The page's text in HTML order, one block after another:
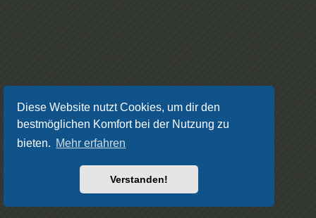
Diese Website nutzt Cookies, um dir den
bestmöglichen Komfort bei der Nutzung zu
bieten. Mehr erfahren
Verstanden!